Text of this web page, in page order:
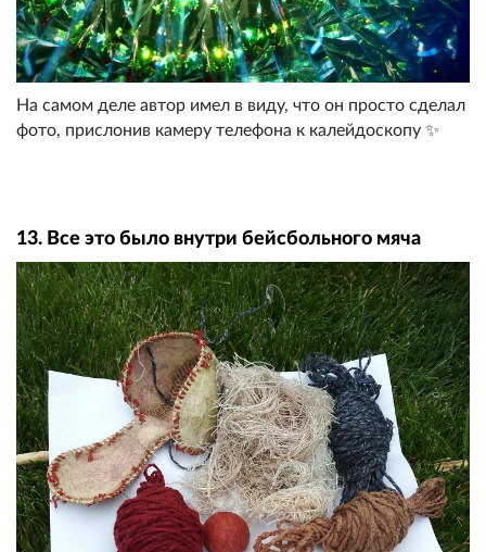
На самом деле автор имел в виду, что он просто сделал
фото, прислонив камеру телефона к калейдоскопу ✨
13. Все это было внутри бейсбольного мяча